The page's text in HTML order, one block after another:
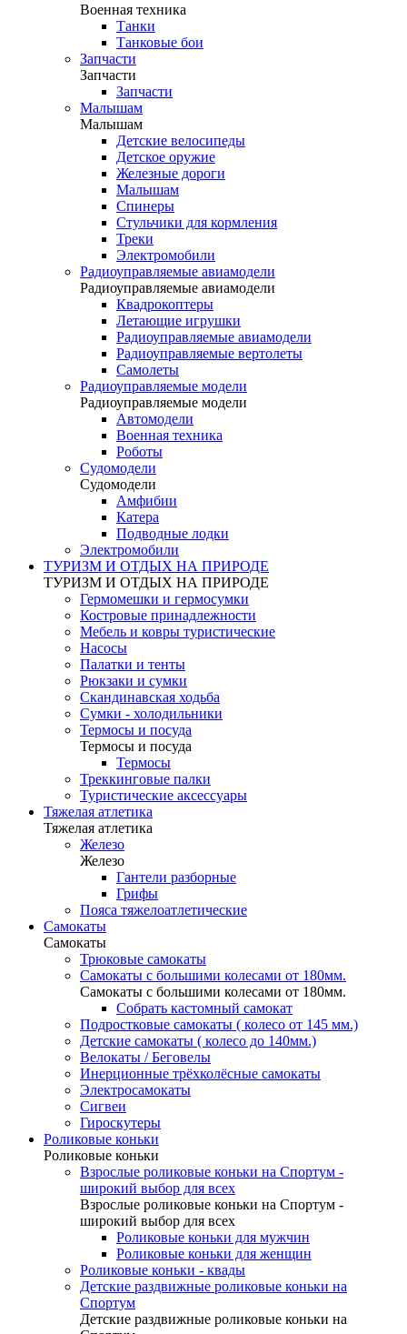
Военная техника
Танки
Танковые бои
Запчасти
Запчасти
Запчасти
Малышам
Малышам
Детские велосипеды
Детское оружие
Железные дороги
Малышам
Спинеры
Стульчики для кормления
Треки
Электромобили
Радиоуправляемые авиамодели
Радиоуправляемые авиамодели
Квадрокоптеры
Летающие игрушки
Радиоуправляемые авиамодели
Радиоуправляемые вертолеты
Самолеты
Радиоуправляемые модели
Радиоуправляемые модели
Автомодели
Военная техника
Роботы
Судомодели
Судомодели
Амфибии
Катера
Подводные лодки
Электромобили
ТУРИЗМ И ОТДЫХ НА ПРИРОДЕ
ТУРИЗМ И ОТДЫХ НА ПРИРОДЕ
Гермомешки и гермосумки
Костровые принадлежности
Мебель и ковры туристические
Насосы
Палатки и тенты
Рюкзаки и сумки
Скандинавская ходьба
Сумки - холодильники
Термосы и посуда
Термосы и посуда
Термосы
Треккинговые палки
Туристические аксессуары
Тяжелая атлетика
Тяжелая атлетика
Железо
Железо
Гантели разборные
Грифы
Пояса тяжелоатлетические
Самокаты
Самокаты
Трюковые самокаты
Самокаты с большими колесами от 180мм.
Самокаты с большими колесами от 180мм.
Собрать кастомный самокат
Подростковые самокаты ( колесо от 145 мм.)
Детские самокаты ( колесо до 140мм.)
Велокаты / Беговелы
Инерционные трёхколёсные самокаты
Электросамокаты
Сигвеи
Гироскутеры
Роликовые коньки
Роликовые коньки
Взрослые роликовые коньки на Спортум -
широкий выбор для всех
Взрослые роликовые коньки на Спортум -
широкий выбор для всех
Роликовые коньки для мужчин
Роликовые коньки для женщин
Роликовые коньки - квады
Детские раздвижные роликовые коньки на
Спортум
Детские раздвижные роликовые коньки на